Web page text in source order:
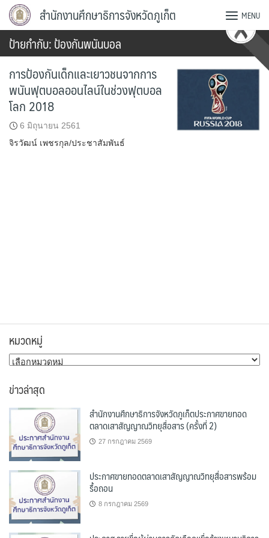
Skip
สำนักงานศึกษาธิการจังหวัดภูเก็ต MENU
ป้ายกำกับ:ป้องกันพนันบอล
การป้องกันเด็กและเยาวชนจากการ
พนันฟุตบอลออนไลน์ในช่วงฟุตบอล
โลก 2018
6 มิถุนายน 2561
จิรวัฒน์ เพชรกุล/ประชาสัมพันธ์
หมวดหมู่
หมวด
ข่าวล่าสุด
สำนักงานศึกษาธิการจังหวัดภูเก็ตประกาศขายทอด
ตลาดเสาสัญญาณวิทยุสื่อสาร (ครั้งที่ 2)
27 กรกฎาคม 2569
ประกาศขายทอดตลาดเสาสัญญาณวิทยุสื่อสารพร้อม
รื้อถอน
8 กรกฎาคม 2569